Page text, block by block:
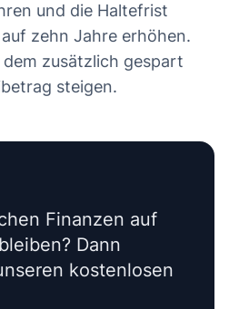
und die Haltefrist
zehn Jahre erhöhen.
dem zusätzlich gespart
steigen.
Finanzen auf
Dann
kostenlosen